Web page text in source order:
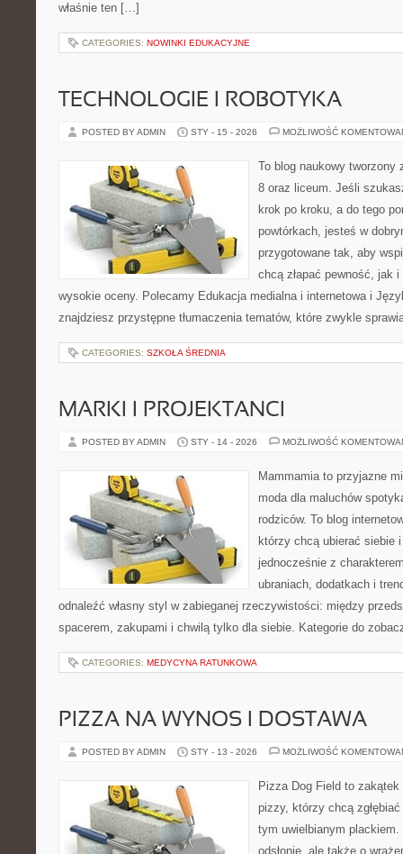
właśnie ten […]
CATEGORIES: NOWINKI EDUKACYJNE
TECHNOLOGIE I ROBOTYKA
POSTED BY ADMIN STY - 15 - 2026 MOŻLIWOŚĆ
To blog naukowy
8 oraz liceum. Jeśli
krok po kroku, a do tego
powtórkach, jesteś w
przygotowane tak, aby
chcą złapać pewność, jak
wysokie oceny. Polecamy Edukacja medialna i internetowa i
znajdziesz przystępne tłumaczenia tematów, które zwykle
CATEGORIES: SZKOŁA ŚREDNIA
MARKI I PROJEKTANCI
POSTED BY ADMIN STY - 14 - 2026 MOŻLIWOŚĆ
Mammamia to przyjazne
moda dla maluchów
rodziców. To blog
którzy chcą ubierać siebie
jednocześnie z
ubraniach, dodatkach i
odnaleźć własny styl w zabieganej rzeczywistości: między
spacerem, zakupami i chwilą tylko dla siebie. Kategorie do
CATEGORIES: MEDYCYNA RATUNKOWA
PIZZA NA WYNOS I DOSTAWA
POSTED BY ADMIN STY - 13 - 2026 MOŻLIWOŚĆ
Pizza Dog Field to
pizzy, którzy chcą
tym uwielbianym
odsłonie, ale także o